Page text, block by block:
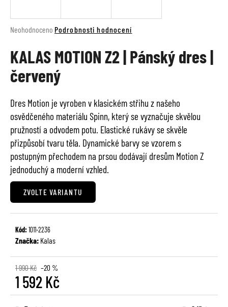
Průměrné
produktu
je
0,0
z
hvězdiček.
Neohodnoceno Podrobnosti hodnocení
KALAS MOTION Z2 | Pánský dres |
červený
Dres Motion je vyroben v klasickém střihu z našeho
osvědčeného materiálu Spinn, který se vyznačuje skvělou
pružností a odvodem potu. Elastické rukávy se skvěle
přizpůsobí tvaru těla. Dynamické barvy se vzorem s
postupným přechodem na prsou dodávají dresům Motion Z
jednoduchý a moderní vzhled.
ZVOLTE VARIANTU
Kód:1011-2236
Značka: Kalas
1 990 Kč –20 %
1 592 Kč
Měrná
j
t
?
HLEDAT
D
o
o
r
j
m